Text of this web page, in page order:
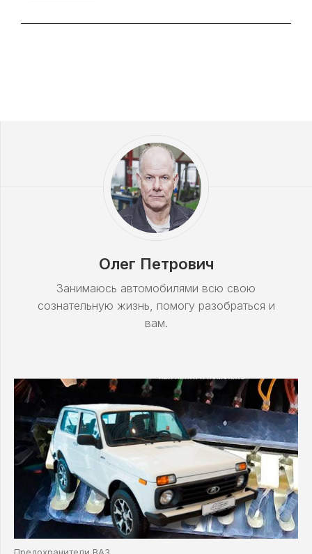
Олег Петрович
Занимаюсь автомобилями всю свою
сознательную жизнь, помогу разобраться и
вам.